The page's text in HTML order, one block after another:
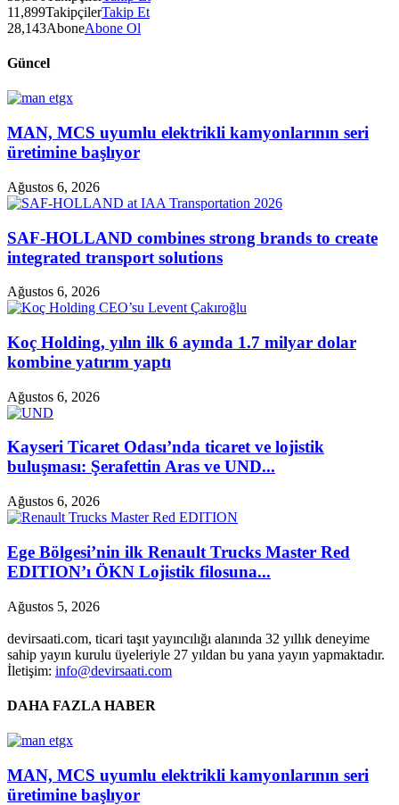
11,899TakipçilerTakip Et
28,143AboneAbone Ol
Güncel
MAN, MCS uyumlu elektrikli kamyonlarının seri
üretimine başlıyor
Ağustos 6, 2026
SAF-HOLLAND combines strong brands to create
integrated transport solutions
Ağustos 6, 2026
Koç Holding, yılın ilk 6 ayında 1.7 milyar dolar
kombine yatırım yaptı
Ağustos 6, 2026
Kayseri Ticaret Odası’nda ticaret ve lojistik
buluşması: Şerafettin Aras ve UND...
Ağustos 6, 2026
Ege Bölgesi’nin ilk Renault Trucks Master Red
EDITION’ı ÖKN Lojistik filosuna...
Ağustos 5, 2026
devirsaati.com, ticari taşıt yayıncılığı alanında 32 yıllık deneyime
sahip yayın kurulu üyeleriyle 27 yıldan bu yana yayın yapmaktadır.
İletişim: info@devirsaati.com
DAHA FAZLA HABER
MAN, MCS uyumlu elektrikli kamyonlarının seri
üretimine başlıyor